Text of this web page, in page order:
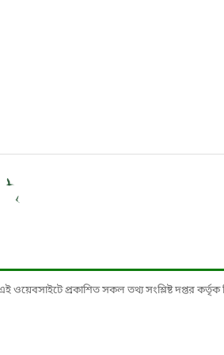
ওয়েবসাইটে প্রকাশিত সকল তথ্য সংশ্লিষ্ট দপ্তর কর্তৃক